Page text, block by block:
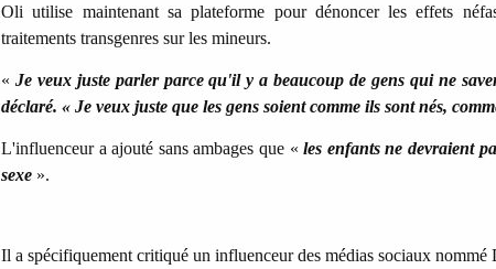
Oli utilise maintenant sa plateforme pour dénoncer les effets
traitements transgenres sur les mineurs.
« Je veux juste parler parce qu'il y a beaucoup de gens qui ne
déclaré. « Je veux juste que les gens soient comme ils sont nés,
L'influenceur a ajouté sans ambages que «les enfants ne devraient
sexe ».
Il a spécifiquement critiqué un influenceur des médias sociaux